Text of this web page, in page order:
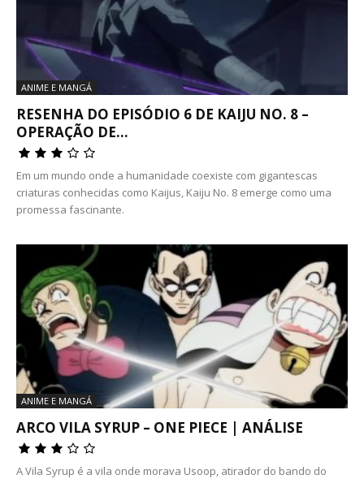
ANIME E MANGÁ
RESENHA DO EPISÓDIO 6 DE KAIJU NO. 8 –
OPERAÇÃO DE...
Em um mundo onde a humanidade coexiste com gigantescas
criaturas conhecidas como Kaijus, Kaiju No. 8 emerge como uma
promessa fascinante.
ANIME E MANGÁ
ARCO VILA SYRUP – ONE PIECE | ANÁLISE
A Vila Syrup é a vila onde morava Usoop, atirador do bando do